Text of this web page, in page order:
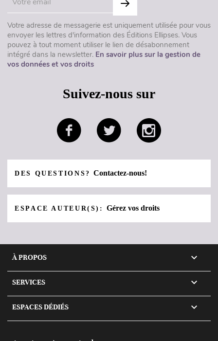
Votre adresse de messagerie est uniquement utilisée pour vous
envoyer les lettres d'information des Éditions Ellipses. Vous
pouvez à tout moment utiliser le lien de désabonnement
intégré dans la newsletter. En savoir plus sur la gestion de
vos données et vos droits
Suivez-nous sur
DES QUESTIONS?Contactez-nous!
ESPACE AUTEUR(S):Gérez vos droits
À PROPOS 
SERVICES 
ESPACES DÉDIÉS 